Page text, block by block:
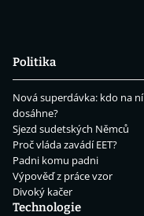
Politika
Nová superdávka: kdo na ní
dosáhne?
Sjezd sudetských Němců
Proč vláda zavádí EET?
Padni komu padni
Výpověď z práce vzor
Divoký kačer
Technologie